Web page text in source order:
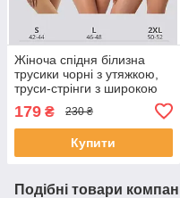
Жіноча спідня білизна
трусики чорні з утяжкою,
труси-стрінги з широкою
179 ₴ 230 ₴
Купити
Подібні товари